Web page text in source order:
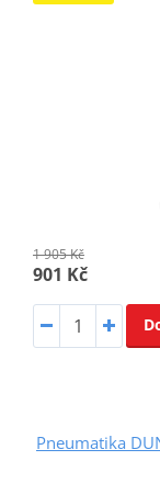
1 905 Kč
901 Kč
Pneumatika